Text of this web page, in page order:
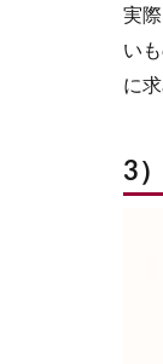
実
い
に
3